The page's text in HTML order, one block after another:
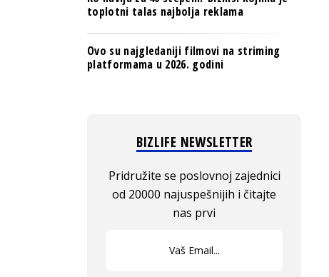
toplotni talas najbolja reklama
Ovo su najgledaniji filmovi na striming
platformama u 2026. godini
BIZLIFE NEWSLETTER
Pridružite se poslovnoj zajednici
od 20000 najuspešnijih i čitajte
nas prvi